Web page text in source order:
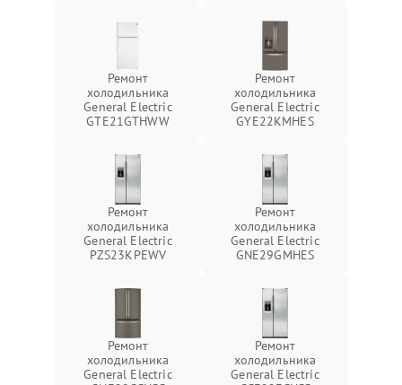
Ремонт
холодильника
General Electric
GTE21GTHWW
Ремонт
холодильника
General Electric
GYE22KMHES
Ремонт
холодильника
General Electric
PZS23KPEWV
Ремонт
холодильника
General Electric
GNE29GMHES
Ремонт
холодильника
General Electric
Ремонт
холодильника
General Electric